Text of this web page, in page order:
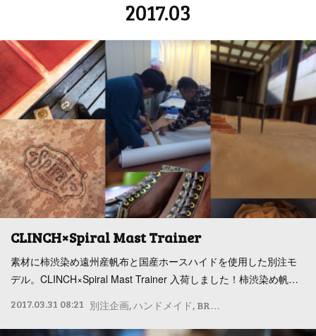
2017.03
CLINCH×Spiral Mast Trainer
素材に柿渋染め遠州産帆布と国産ホースハイドを使用した別注モ
デル。CLINCH×Spiral Mast Trainer 入荷しました！柿渋染め帆…
2017.03.31 08:21 別注企画 ハンドメイド BRASS